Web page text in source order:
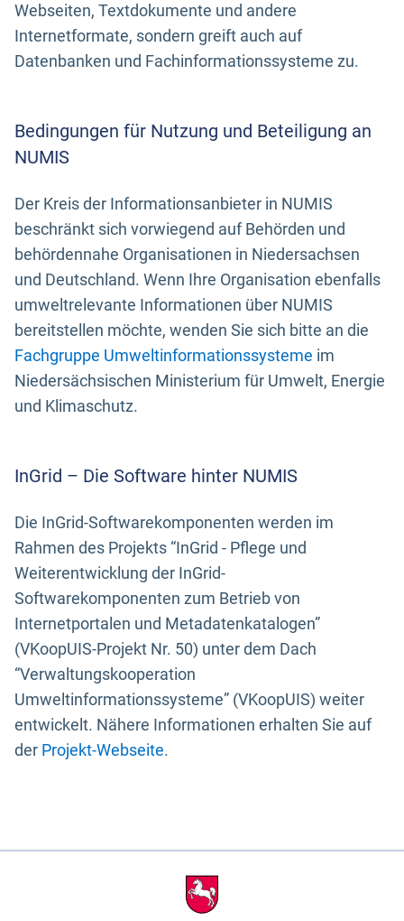
Webseiten, Textdokumente und andere
Internetformate, sondern greift auch auf
Datenbanken und Fachinformationssysteme zu.
Bedingungen für Nutzung und Beteiligung an
NUMIS
Der Kreis der Informationsanbieter in NUMIS
beschränkt sich vorwiegend auf Behörden und
behördennahe Organisationen in Niedersachsen
und Deutschland. Wenn Ihre Organisation ebenfalls
umweltrelevante Informationen über NUMIS
bereitstellen möchte, wenden Sie sich bitte an die
Fachgruppe Umweltinformationssysteme im
Niedersächsischen Ministerium für Umwelt, Energie
und Klimaschutz.
InGrid – Die Software hinter NUMIS
Die InGrid-Softwarekomponenten werden im
Rahmen des Projekts “InGrid - Pflege und
Weiterentwicklung der InGrid-
Softwarekomponenten zum Betrieb von
Internetportalen und Metadatenkatalogen”
(VKoopUIS-Projekt Nr. 50) unter dem Dach
“Verwaltungskooperation
Umweltinformationssysteme” (VKoopUIS) weiter
entwickelt. Nähere Informationen erhalten Sie auf
der Projekt-Webseite.